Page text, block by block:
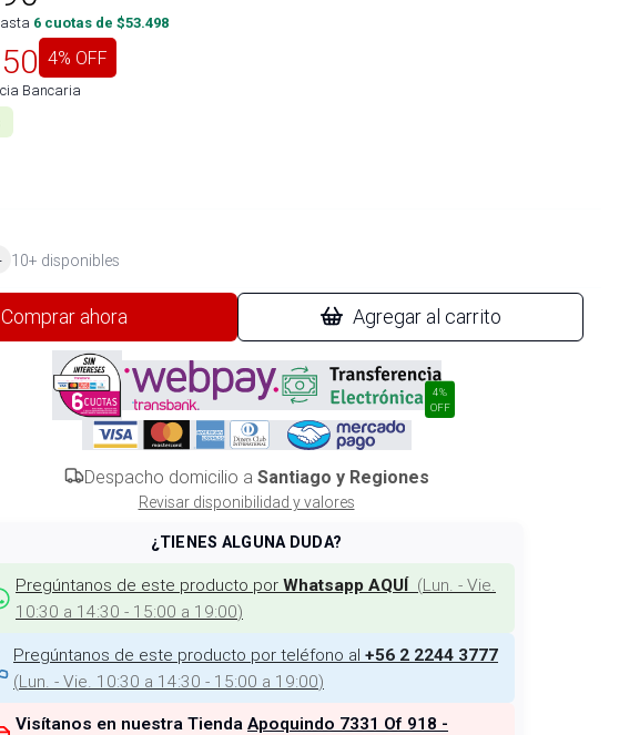
6 cuotas de $53.498
4% OFF
Bancaria
10+ disponibles
Comprar ahora Agregar al carrito
4%
OFF
Despacho domicilio a Santiago y Regiones
Revisar disponibilidad y valores
¿TIENES ALGUNA DUDA?
Pregúntanos de este producto por Whatsapp AQUÍ (Lun. - Vie.
10:30 a 14:30 - 15:00 a 19:00)
Pregúntanos de este producto por teléfono al +56 2 2244 3777
(Lun. - Vie. 10:30 a 14:30 - 15:00 a 19:00)
Visítanos en nuestra Tienda Apoquindo 7331 Of 918 -